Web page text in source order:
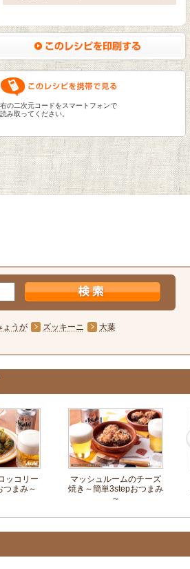
右の二次元コードをスマートフォンで
読み取ってください。
ょうが ズッキーニ 大葉
ッコリー
つまみ～
マッシュルームのチーズ
焼き～簡単3stepおつまみ
～